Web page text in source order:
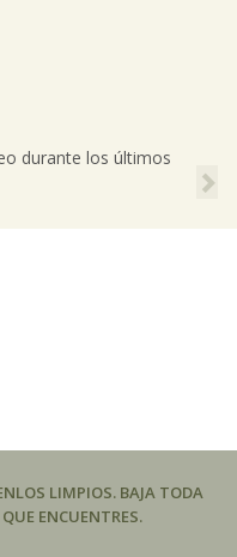
durante los últimos
LIMPIOS. BAJA TODA
ENCUENTRES.